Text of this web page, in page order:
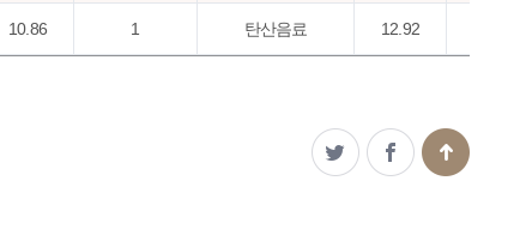
10.86 1 탄산음료 12.92
11.24